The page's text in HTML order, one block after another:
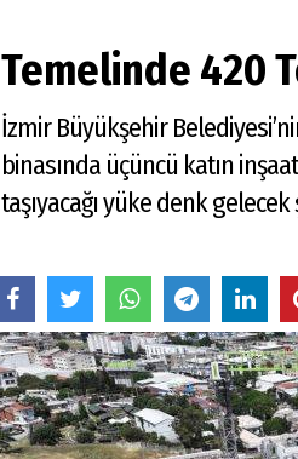
Temelinde 420
İzmir Büyükşehir
binasında üçüncü katın
taşıyacağı yüke denk